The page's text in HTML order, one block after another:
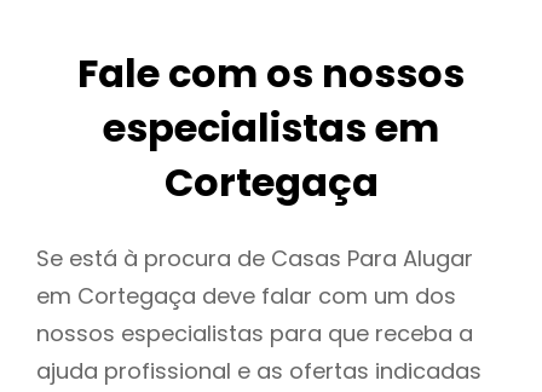
Fale com os nossos
especialistas em
Cortegaça
Se está à procura de Casas Para Alugar
em Cortegaça deve falar com um dos
nossos especialistas para que receba a
ajuda profissional e as ofertas indicadas